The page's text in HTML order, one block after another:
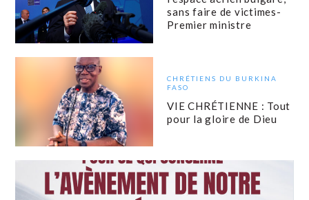
sans faire de victimes-
Premier ministre
CHRÉTIENS DU BURKINA
FASO
VIE CHRÉTIENNE : Tout
pour la gloire de Dieu